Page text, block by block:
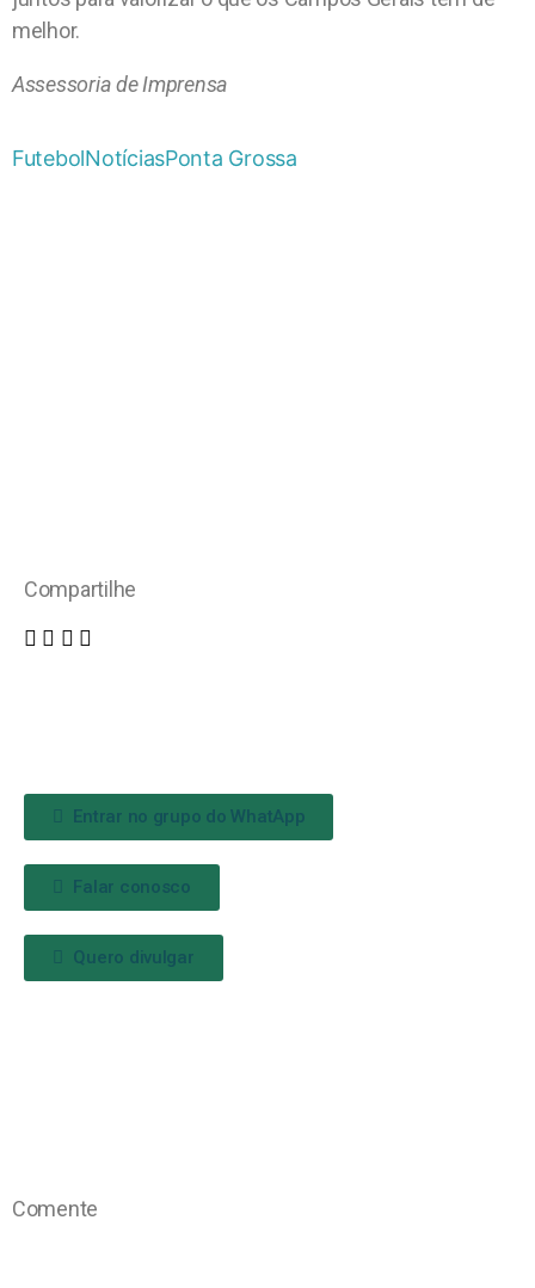
melhor.
Assessoria de Imprensa
FutebolNotíciasPonta Grossa
Compartilhe
Entrar no grupo do WhatApp
Falar conosco
Quero divulgar
Comente